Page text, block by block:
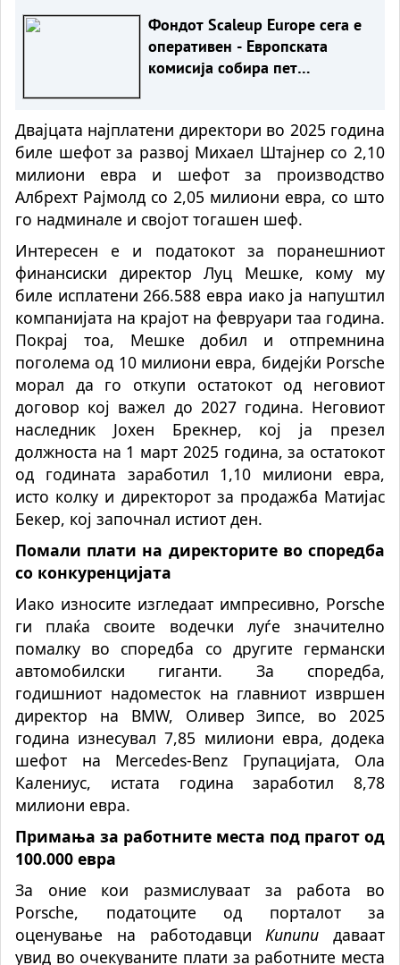
Фондот Scaleup Europe сега е
оперативен - Европската
комисија собира пет
Двајцата најплатени директори во 2025 година
биле шефот за развој Михаел Штајнер со 2,10
милиони евра и шефот за производство
Албрехт Рајмолд со 2,05 милиони евра, со што
го надминале и својот тогашен шеф.
Интересен е и податокот за поранешниот
финансиски директор Луц Мешке, кому му
биле исплатени 266.588 евра иако ја напуштил
компанијата на крајот на февруари таа година.
Покрај тоа, Мешке добил и отпремнина
поголема од 10 милиони евра, бидејќи Porsche
морал да го откупи остатокот од неговиот
договор кој важел до 2027 година. Неговиот
наследник Јохен Брекнер, кој ја презел
должноста на 1 март 2025 година, за остатокот
од годината заработил 1,10 милиони евра,
исто колку и директорот за продажба Матијас
Бекер, кој започнал истиот ден.
Помали плати на директорите во споредба
со конкуренцијата
Иако износите изгледаат импресивно, Porsche
ги плаќа своите водечки луѓе значително
помалку во споредба со другите германски
автомобилски гиганти. За споредба,
годишниот надоместок на главниот извршен
директор на BMW, Оливер Зипсе, во 2025
година изнесувал 7,85 милиони евра, додека
шефот на Mercedes-Benz Групацијата, Ола
Калениус, истата година заработил 8,78
милиони евра.
Примања за работните места под прагот од
100.000 евра
За оние кои размислуваат за работа во
Porsche, податоците од порталот за
оценување на работодавци Kununu даваат
увид во очекуваните плати за работните места